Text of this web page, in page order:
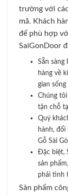
trường với
mã. Khách
để phù hợp
SaiGonDoor
Sẵn
hàng về
gian
Chúng
tận chỗ
Quý
hành,
Gỗ Sài
Đặc biệt,
sản
phải tình
Sản phẩm